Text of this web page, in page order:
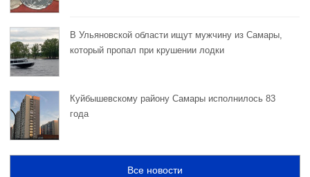
В Ульяновской области ищут мужчину из Самары,
который пропал при крушении лодки
Куйбышевскому району Самары исполнилось 83
года
Все новости